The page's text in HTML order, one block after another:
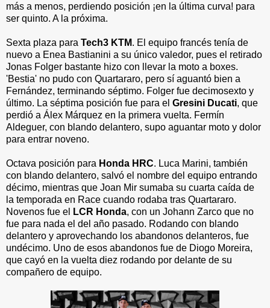
más a menos, perdiendo posición ¡en la última curva! para
ser quinto. A la próxima.
Sexta plaza para Tech3 KTM. El equipo francés tenía de
nuevo a Enea Bastianini a su único valedor, pues el retirado
Jonas Folger bastante hizo con llevar la moto a boxes.
'Bestia' no pudo con Quartararo, pero sí aguantó bien a
Fernández, terminando séptimo. Folger fue decimosexto y
último. La séptima posición fue para el Gresini Ducati, que
perdió a Álex Márquez en la primera vuelta. Fermín
Aldeguer, con blando delantero, supo aguantar moto y dolor
para entrar noveno.
Octava posición para Honda HRC. Luca Marini, también
con blando delantero, salvó el nombre del equipo entrando
décimo, mientras que Joan Mir sumaba su cuarta caída de
la temporada en Race cuando rodaba tras Quartararo.
Novenos fue el
LCR Honda, con un Johann Zarco que no
fue para nada el del año pasado. Rodando con blando
delantero y aprovechando los abandonos delanteros, fue
undécimo. Uno de esos abandonos fue de Diogo Moreira,
que cayó en la vuelta diez rodando por delante de su
compañero de equipo.